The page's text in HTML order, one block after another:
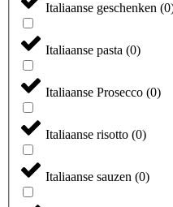
Italiaanse geschenken (0
Italiaanse pasta (0)
Italiaanse Prosecco (0)
Italiaanse risotto (0)
Italiaanse sauzen (0)